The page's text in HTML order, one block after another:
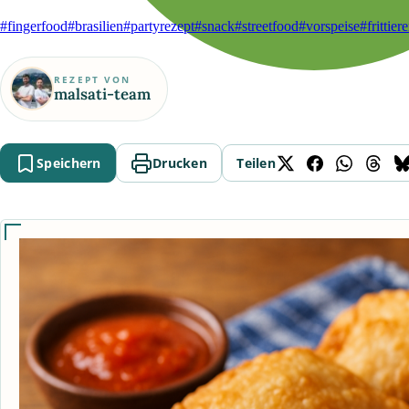
#fingerfood#brasilien#partyrezept#snack#streetfood#vorspeise
REZEPT VON
malsati-team
Speichern Drucken Teilen